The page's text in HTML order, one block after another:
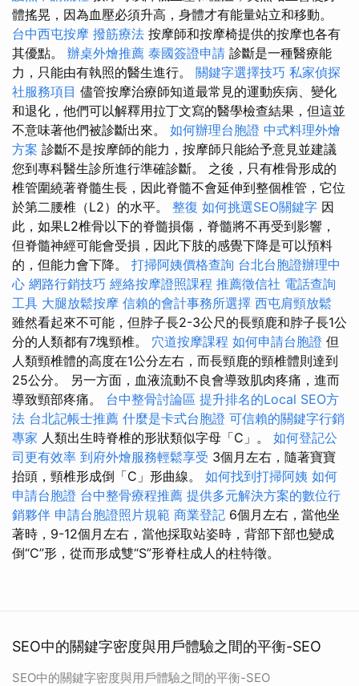
體搖晃，因為血壓必須升高，身體才有能量站立和移動。
台中西屯按摩 撥筋療法 按摩師和按摩椅提供的按摩也各有
其優點。 辦桌外燴推薦 泰國簽證申請 診斷是一種醫療能
力，只能由有執照的醫生進行。 關鍵字選擇技巧 私家偵探
社服務項目 儘管按摩治療師知道最常見的運動疾病、變化
和退化，他們可以解釋用拉丁文寫的醫學檢查結果，但這並
不意味著他們被診斷出來。 如何辦理台胞證 中式料理外燴
方案 診斷不是按摩師的能力，按摩師只能給予意見並建議
您到專科醫生診所進行準確診斷。 之後，只有椎骨形成的
椎管圍繞著脊髓生長，因此脊髓不會延伸到整個椎管，它位
於第二腰椎（L2）的水平。 整復 如何挑選SEO關鍵字 因
此，如果L2椎骨以下的脊髓損傷，脊髓將不再受到影響，
但脊髓神經可能會受損，因此下肢的感覺下降是可以預料
的，但能力會下降。 打掃阿姨價格查詢 台北台胞證辦理中
心 網路行銷技巧 經絡按摩證照課程 推薦徵信社 電話查詢
工具 大腿放鬆按摩 信賴的會計事務所選擇 西屯肩頸放鬆
雖然看起來不可能，但脖子長2-3公尺的長頸鹿和脖子長1公
分的人類都有7塊頸椎。 穴道按摩課程 如何申請台胞證 但
人類頸椎體的高度在1公分左右，而長頸鹿的頸椎體則達到
25公分。 另一方面，血液流動不良會導致肌肉疼痛，進而
導致頸部疼痛。 台中整骨討論區 提升排名的Local SEO方
法 台北記帳士推薦 什麼是卡式台胞證 可信賴的關鍵字行銷
專家 人類出生時脊椎的形狀類似字母「C」。 如何登記公
司更有效率 到府外燴服務輕鬆享受 3個月左右，隨著寶寶
抬頭，頸椎形成倒「C」形曲線。 如何找到打掃阿姨 如何
申請台胞證 台中整骨療程推薦 提供多元解決方案的數位行
銷夥伴 申請台胞證照片規範 商業登記 6個月左右，當他坐
著時，9-12個月左右，當他採取站姿時，背部下部也變成
倒“C”形，從而形成雙“S”形脊柱成人的柱特徵。
SEO中的關鍵字密度與用戶體驗之間的平衡-SEO
SEO中的關鍵字密度與用戶體驗之間的平衡-SEO